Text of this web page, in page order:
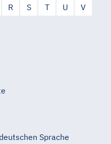
R S T U
V
Sprache